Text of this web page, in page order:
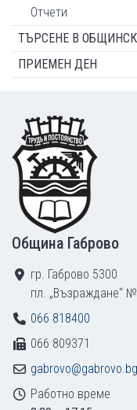
Отчети
ТЪРСЕНЕ В
ПРИЕМЕН ДЕН
Footer
Община Габрово
гр. Габрово 5300
пл. „Възраждане“
066 818400
066 809371
gabrovo@gabrovo.bg
Работно време